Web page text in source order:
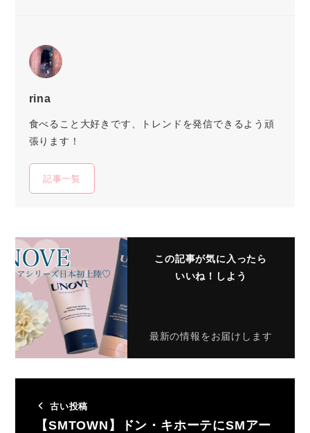
rina
食べること大好きです、トレンドを発信できるよう頑
張ります！
記事一覧
この記事が気に入ったら
いいね！しよう
最新の情報をお届けします
古い投稿
【SMTOWN】ドン・キホーテにSMアー